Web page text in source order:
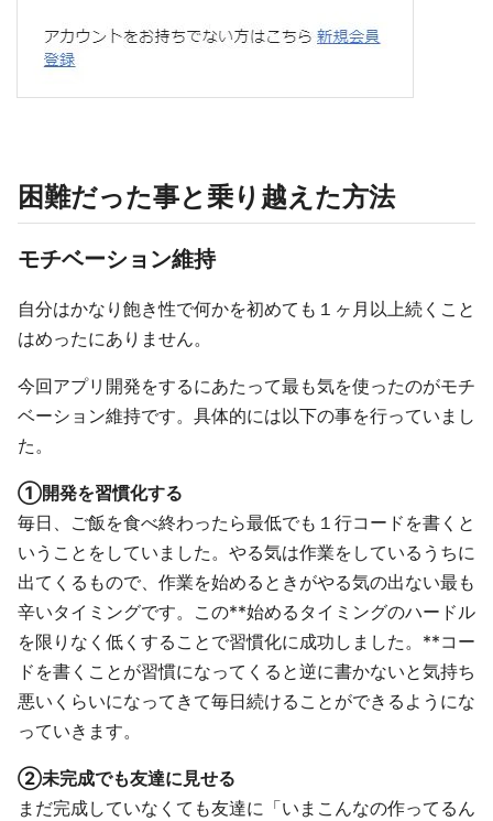
困難だった事と乗り越えた方法
モチベーション維持
自分はかなり飽き性で何かを初めても１ヶ月以上続くこと
はめったにありません。
今回アプリ開発をするにあたって最も気を使ったのがモチ
ベーション維持です。具体的には以下の事を行っていまし
た。
①開発を習慣化する
毎日、ご飯を食べ終わったら最低でも１行コードを書くと
いうことをしていました。やる気は作業をしているうちに
出てくるもので、作業を始めるときがやる気の出ない最も
辛いタイミングです。この**始めるタイミングのハードル
を限りなく低くすることで習慣化に成功しました。**コー
ドを書くことが習慣になってくると逆に書かないと気持ち
悪いくらいになってきて毎日続けることができるようにな
っていきます。
②未完成でも友達に見せる
まだ完成していなくても友達に「いまこんなの作ってるん